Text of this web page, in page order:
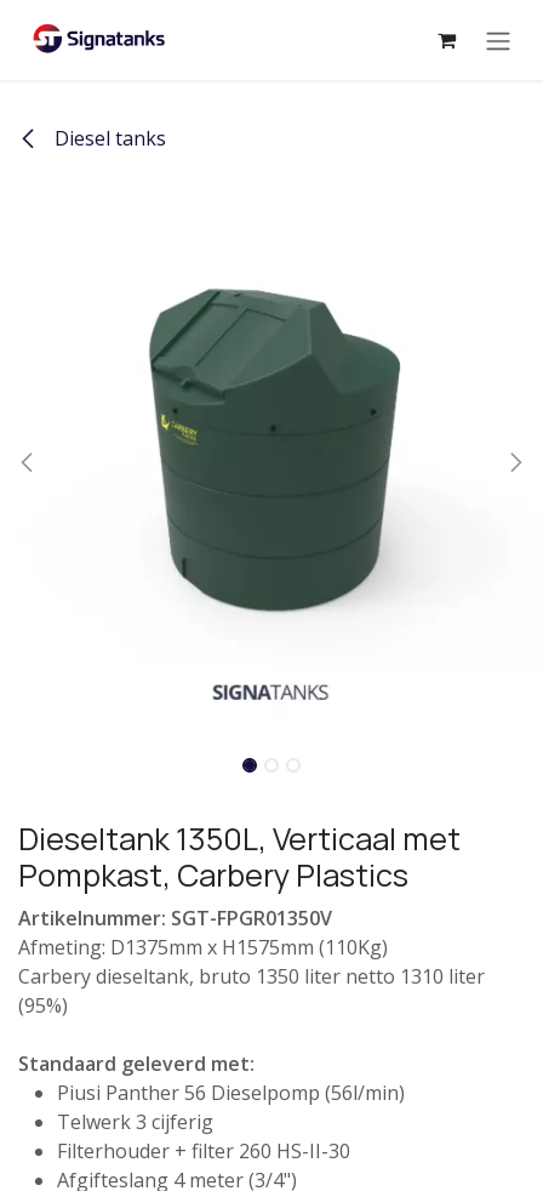
Diesel tanks
Dieseltank 1350L, Verticaal met
Pompkast, Carbery Plastics
Artikelnummer: SGT-FPGR01350V
Afmeting: D1375mm x H1575mm (110Kg)
Carbery dieseltank, bruto 1350 liter netto 1310 liter
(95%)
Standaard geleverd met:
Piusi Panther 56 Dieselpomp (56l/min)
Telwerk 3 cijferig
Filterhouder + filter 260 HS-II-30
Afgifteslang 4 meter (3/4")